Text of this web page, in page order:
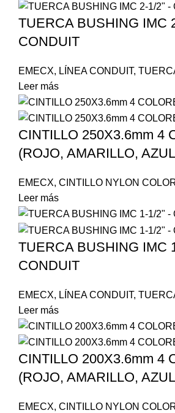
TUERCA BUSHING IMC
CONDUIT
EMECX, LÍNEA CONDUIT,
Leer más
CINTILLO 250X3.6mm 4
(ROJO, AMARILLO,
EMECX, CINTILLO NYLON
Leer más
TUERCA BUSHING IMC
CONDUIT
EMECX, LÍNEA CONDUIT,
Leer más
CINTILLO 200X3.6mm 4
(ROJO, AMARILLO,
EMECX, CINTILLO NYLON